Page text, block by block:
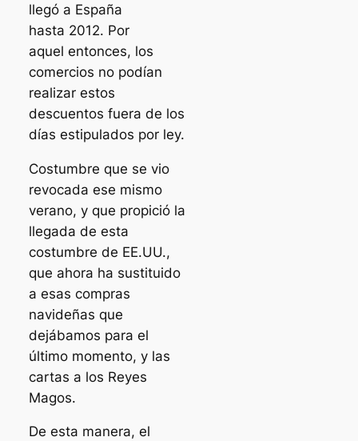
llegó a España
hasta 2012. Por
aquel entonces, los
comercios no podían
realizar estos
descuentos fuera de los
días estipulados por ley.
Costumbre que se vio
revocada ese mismo
verano, y que propició la
llegada de esta
costumbre de EE.UU.,
que ahora ha sustituido
a esas compras
navideñas que
dejábamos para el
último momento, y las
cartas a los Reyes
Magos.
De esta manera, el